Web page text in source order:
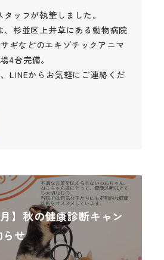
ッフが執筆しました。
、杉並区上井草にある動物病院
ギなどのエキゾチックアニマ
4台完備。
LINEからお気軽にご連絡くだ
】秋の健康診断キャン
らせ